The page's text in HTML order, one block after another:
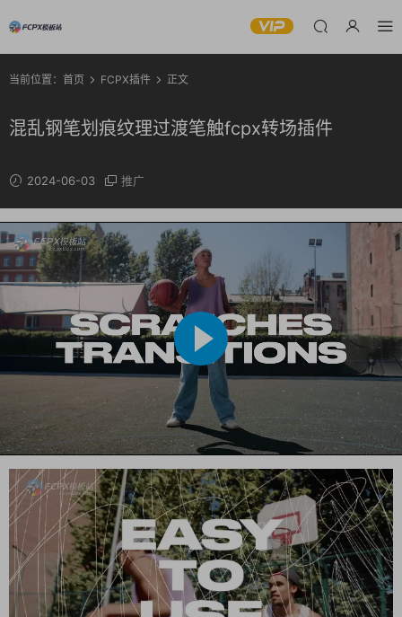
当前位置： 首页 FCPX插件 正文
混乱钢笔划痕纹理过渡笔触fcpx转场插件
2024-06-03 推广